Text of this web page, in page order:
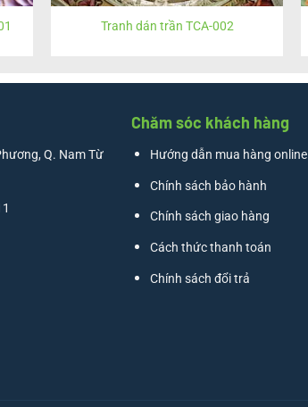
Tranh dán trần TCA-002
Q. Nam Từ
Chăm sóc khách hàng
Hướng dẫn mua hàng online
Chính sách bảo hành
Chính sách giao hàng
Cách thức thanh toán
Chính sách đổi trả